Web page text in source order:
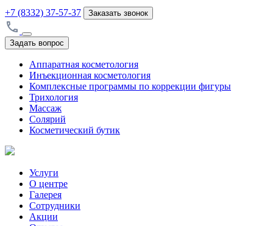
+7 (8332) 37-57-37 Заказать звонок
Задать вопрос
Аппаратная косметология
Инъекционная косметология
Комплексные программы по коррекции фигуры
Трихология
Массаж
Солярий
Косметический бутик
Услуги
О центре
Галерея
Сотрудники
Акции